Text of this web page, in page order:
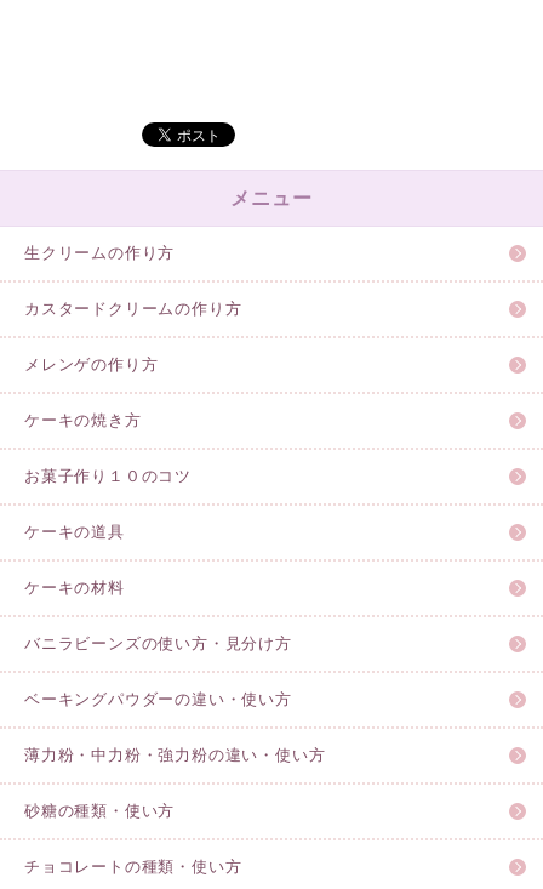
メニュー
生クリームの作り方
カスタードクリームの作り方
メレンゲの作り方
ケーキの焼き方
お菓子作り１０のコツ
ケーキの道具
ケーキの材料
バニラビーンズの使い方・見分け方
ベーキングパウダーの違い・使い方
薄力粉・中力粉・強力粉の違い・使い方
砂糖の種類・使い方
チョコレートの種類・使い方